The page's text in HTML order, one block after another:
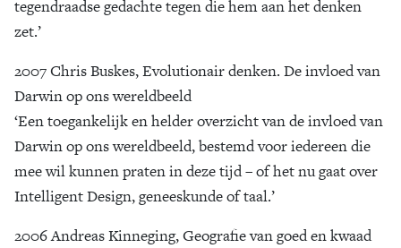
tegendraadse gedachte tegen die hem aan het denken
zet.’
2007 Chris Buskes, Evolutionair denken. De invloed van
Darwin op ons wereldbeeld
‘Een toegankelijk en helder overzicht van de invloed van
Darwin op ons wereldbeeld, bestemd voor iedereen die
mee wil kunnen praten in deze tijd – of het nu gaat over
Intelligent Design, geneeskunde of taal.’
2006 Andreas Kinneging, Geografie van goed en kwaad